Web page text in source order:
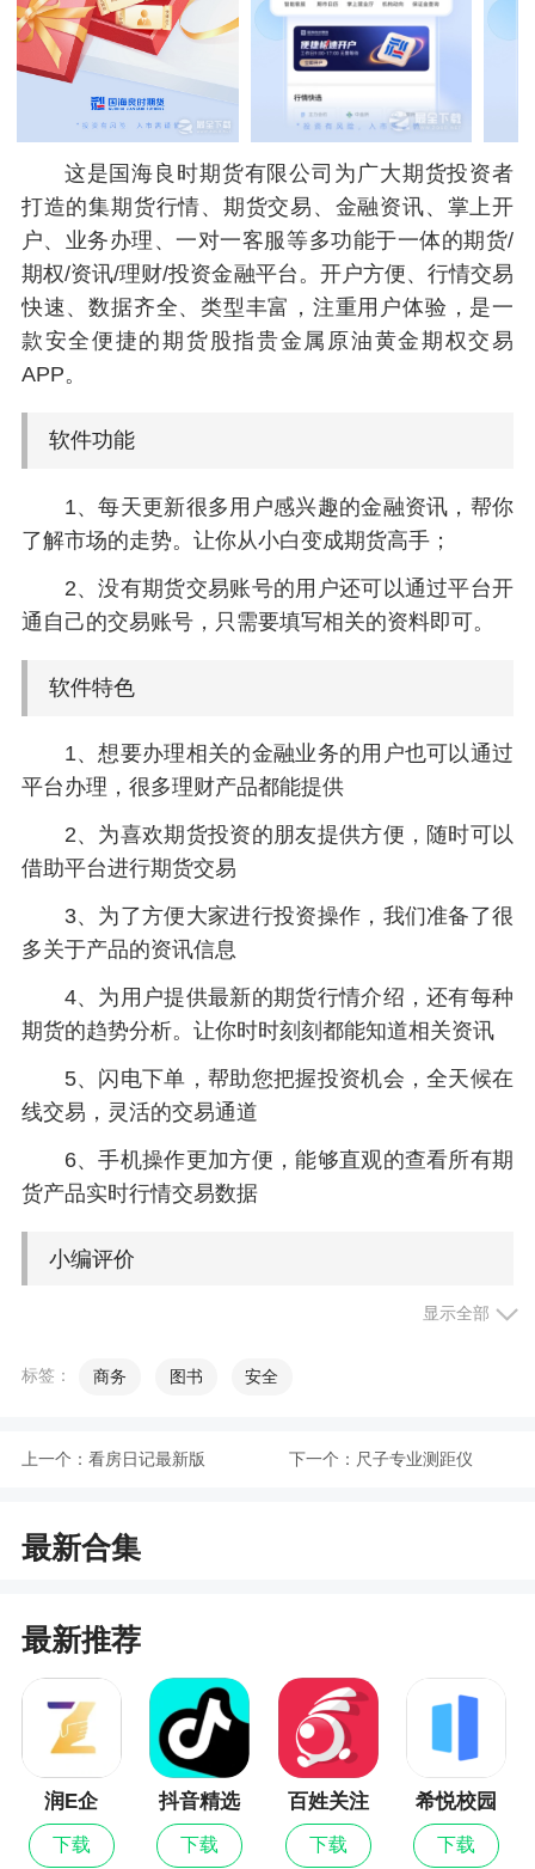
这是国海良时期货有限公司为广大期货投资者
打造的集期货行情、期货交易、金融资讯、掌上开
户、业务办理、一对一客服等多功能于一体的期货/
期权/资讯/理财/投资金融平台。开户方便、行情交易
快速、数据齐全、类型丰富，注重用户体验，是一
款安全便捷的期货股指贵金属原油黄金期权交易
APP。
软件功能
1、每天更新很多用户感兴趣的金融资讯，帮你
了解市场的走势。让你从小白变成期货高手；
2、没有期货交易账号的用户还可以通过平台开
通自己的交易账号，只需要填写相关的资料即可。
软件特色
1、想要办理相关的金融业务的用户也可以通过
平台办理，很多理财产品都能提供
2、为喜欢期货投资的朋友提供方便，随时可以
借助平台进行期货交易
3、为了方便大家进行投资操作，我们准备了很
多关于产品的资讯信息
4、为用户提供最新的期货行情介绍，还有每种
期货的趋势分析。让你时时刻刻都能知道相关资讯
5、闪电下单，帮助您把握投资机会，全天候在
线交易，灵活的交易通道
6、手机操作更加方便，能够直观的查看所有期
货产品实时行情交易数据
小编评价
1、里面的数据非常的全面，大多都是以图标形
十分的安全可靠，并且还有许多相关的公告通知，
2、国海良时期货交易下载，一款专业强大的期
伙伴们可以快速注册开户，更可以移动交易买卖，
更新日志
因APP的最新安全加固要求，新版本不再对支
持资金账号交易密码的记忆功能，每次重新登录时
都需要重新在安全键盘上手工输入交易密码。
显示全部
标签： 商务 图书 安全
上一个： 看房日记最新版 下一个： 尺子专业测距仪
最新合集
最新推荐
润E企
下载
抖音精选
下载
百姓关注
下载
希悦校园
下载